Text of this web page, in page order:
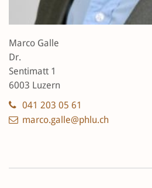
Marco Galle
Dr.
Sentimatt 1
6003 Luzern
041 203 05 61
marco.galle@phlu.ch